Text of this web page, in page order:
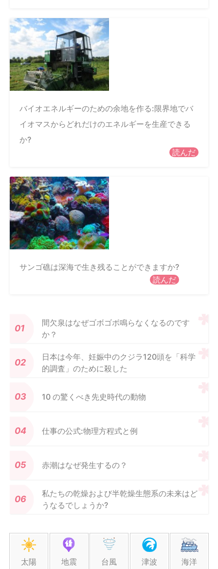
バイオエネルギーのための余地を作る:限界地でバ
イオマスからどれだけのエネルギーを生産できる
か?
読んだ
サンゴ礁は深海で生き残ることができますか?
読んだ
間欠泉はなぜゴボゴボ鳴らなくなるのです
か？
日本は今年、妊娠中のクジラ120頭を「科学
的調査」のために殺した
10 の驚くべき先史時代の動物
仕事の公式:物理方程式と例
赤潮はなぜ発生するの？
私たちの乾燥および半乾燥生態系の未来はど
うなるでしょうか?
太陽 地震 台風 津波 海洋